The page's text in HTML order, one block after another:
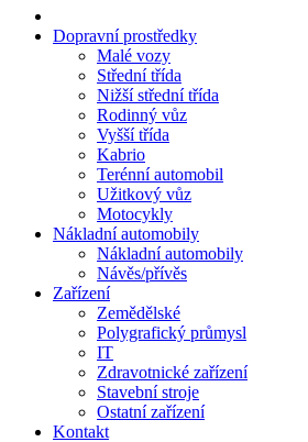
Dopravní prostředky
Malé vozy
Střední třída
Nižší střední třída
Rodinný vůz
Vyšší třída
Kabrio
Terénní automobil
Užitkový vůz
Motocykly
Nákladní automobily
Nákladní automobily
Návěs/přívěs
Zařízení
Zemědělské
Polygrafický průmysl
IT
Zdravotnické zařízení
Stavební stroje
Ostatní zařízení
Kontakt